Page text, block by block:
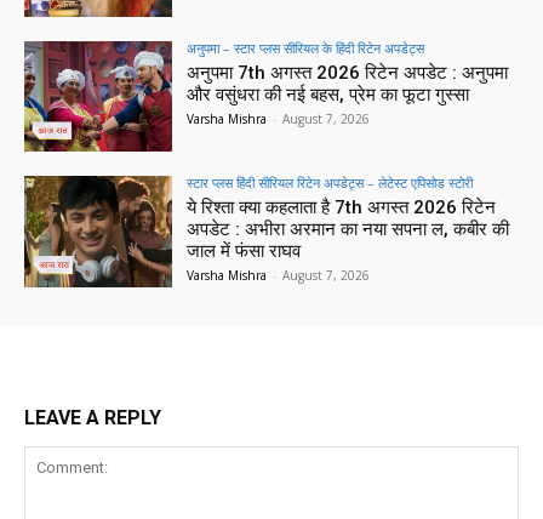
अनुपमा – स्टार प्लस सीरियल के हिंदी रिटेन अपडेट्स
अनुपमा 7th अगस्त 2026 रिटेन अपडेट : अनुपमा
और वसुंधरा की नई बहस, प्रेम का फूटा गुस्सा
Varsha Mishra - August 7, 2026
स्टार प्लस हिंदी सीरियल रिटेन अपडेट्स – लेटेस्ट एपिसोड स्टोरी
ये रिश्ता क्या कहलाता है 7th अगस्त 2026 रिटेन
अपडेट : अभीरा अरमान का नया सपना ल, कबीर की
जाल में फंसा राघव
Varsha Mishra - August 7, 2026
LEAVE A REPLY